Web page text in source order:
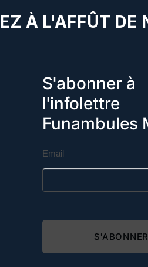
À L'AFFÛT DE
S'abonner à
l'infolettre
Funambules
Email
S'ABONNER